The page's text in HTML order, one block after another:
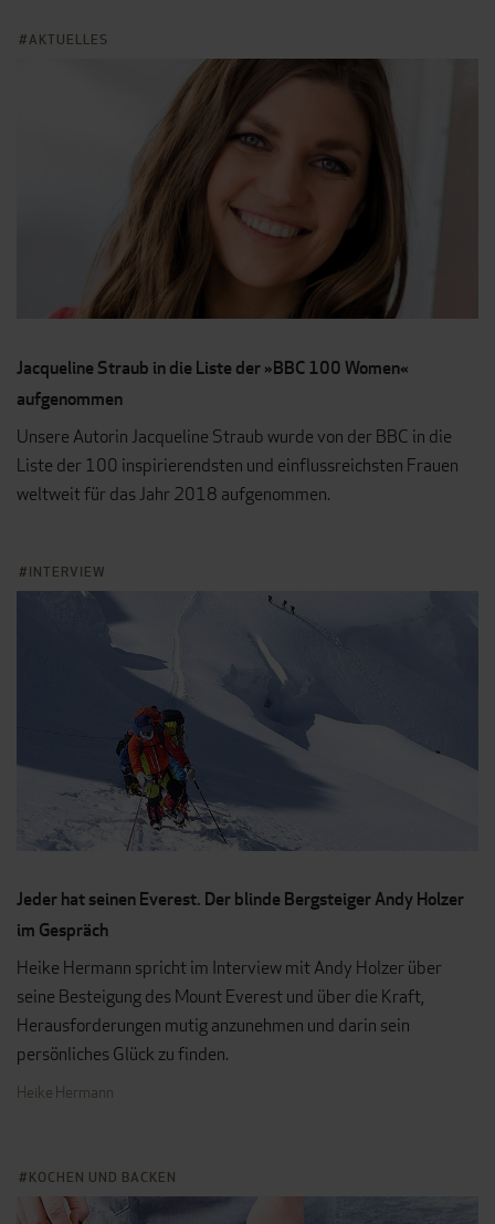
AKTUELLES
Jacqueline Straub in die Liste der »BBC 100 Women«
aufgenommen
Unsere Autorin Jacqueline Straub wurde von der BBC in die
Liste der 100 inspirierendsten und einflussreichsten Frauen
weltweit für das Jahr 2018 aufgenommen.
INTERVIEW
Jeder hat seinen Everest. Der blinde Bergsteiger Andy Holzer
im Gespräch
Heike Hermann spricht im Interview mit Andy Holzer über
seine Besteigung des Mount Everest und über die Kraft,
Herausforderungen mutig anzunehmen und darin sein
persönliches Glück zu finden.
Heike Hermann
KOCHEN UND BACKEN